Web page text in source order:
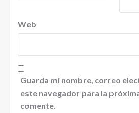
Web
Guarda mi nombre, correo
este navegador para la
comente.